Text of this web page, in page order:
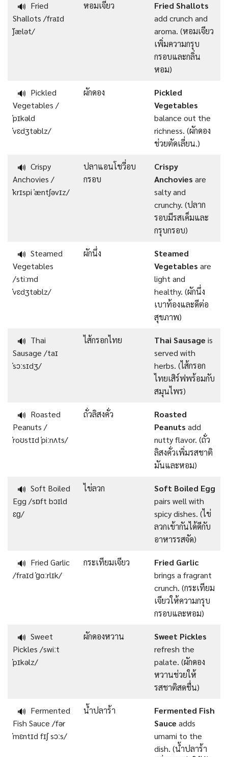
🔊 Fried
Shallots /fraɪd
ˈʃælət/
หอมเจียว
Fried Shallots
add crunch and
aroma. (หอมเจียว
เพิ่มความกรุบ
กรอบและกลิ่น
หอม)
🔊 Pickled
Vegetables /
ˈpɪkəld
ˈvɛdʒtəblz/
ผักดอง
Pickled
Vegetables
balance out the
richness. (ผักดอง
ช่วยตัดเลี่ยน.)
🔊 Crispy
Anchovies /
ˈkrɪspi ˈæntʃəvɪz/
ปลาแอนโชวี่อบ
กรอบ
Crispy
Anchovies are
salty and
crunchy. (ปลาก
รอบมีรสเค็มและ
กรุบกรอบ)
🔊 Steamed
Vegetables
/stiːmd
ˈvɛdʒtəblz/
ผักนึ่ง
Steamed
Vegetables are
light and
healthy. (ผักนึ่ง
เบาท้องและดีต่อ
สุขภาพ)
🔊 Thai
Sausage /taɪ
ˈsɔːsɪdʒ/
ไส้กรอกไทย Thai Sausage is
served with
herbs. (ไส้กรอก
ไทยเสิร์ฟพร้อมกับ
สมุนไพร)
🔊 Roasted
Peanuts /
ˈroʊstɪd ˈpiːnʌts/
ถั่วลิสงคั่ว
Roasted
Peanuts add
nutty flavor. (ถั่ว
ลิสงคั่วเพิ่มรสชาติ
มันและหอม)
🔊 Soft Boiled
Egg /sɒft bɔɪld
ɛɡ/
ไข่ลวก
Soft Boiled Egg
pairs well with
spicy dishes. (ไข่
ลวกเข้ากันได้ดีกับ
อาหารรสจัด)
🔊 Fried Garlic
/fraɪd ˈɡɑːrlɪk/
กระเทียมเจียว
Fried Garlic
brings a fragrant
crunch. (กระเทียม
เจียวให้ความกรุบ
กรอบและหอม)
🔊 Sweet
Pickles /swiːt
ˈpɪkəlz/
ผักดองหวาน
Sweet Pickles
refresh the
palate. (ผักดอง
หวานช่วยให้
รสชาติสดชื่น)
🔊 Fermented
Fish Sauce /fər
ˈmɛntɪd fɪʃ sɔːs/
น้ำปลาร้า
Fermented Fish
Sauce adds
umami to the
dish. (น้ำปลาร้า